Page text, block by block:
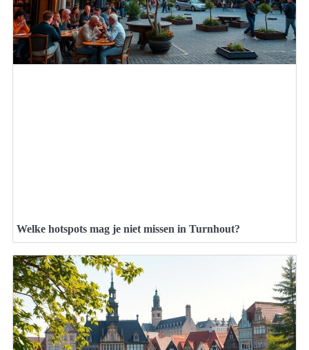
Welke hotspots mag je niet missen in Turnhout?